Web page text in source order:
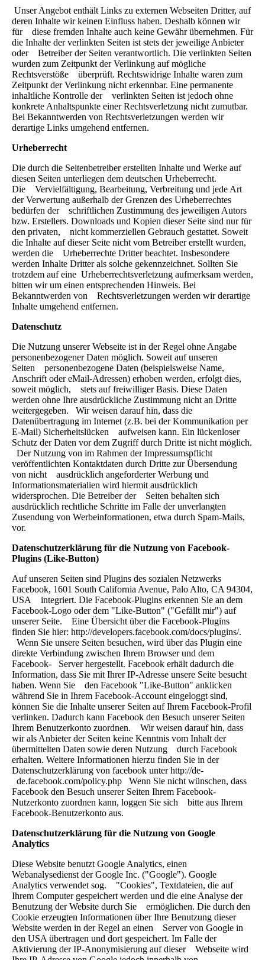
Unser Angebot enthält Links zu externen Webseiten Dritter, auf
deren Inhalte wir keinen Einfluss haben. Deshalb können wir
für diese fremden Inhalte auch keine Gewähr übernehmen. Für
die Inhalte der verlinkten Seiten ist stets der jeweilige Anbieter
oder Betreiber der Seiten verantwortlich. Die verlinkten Seiten
wurden zum Zeitpunkt der Verlinkung auf mögliche
Rechtsverstöße überprüft. Rechtswidrige Inhalte waren zum
Zeitpunkt der Verlinkung nicht erkennbar. Eine permanente
inhaltliche Kontrolle der verlinkten Seiten ist jedoch ohne
konkrete Anhaltspunkte einer Rechtsverletzung nicht zumutbar.
Bei Bekanntwerden von Rechtsverletzungen werden wir
derartige Links umgehend entfernen.
Urheberrecht
Die durch die Seitenbetreiber erstellten Inhalte und Werke auf
diesen Seiten unterliegen dem deutschen Urheberrecht.
Die Vervielfältigung, Bearbeitung, Verbreitung und jede Art
der Verwertung außerhalb der Grenzen des Urheberrechtes
bedürfen der schriftlichen Zustimmung des jeweiligen Autors
bzw. Erstellers. Downloads und Kopien dieser Seite sind nur für
den privaten, nicht kommerziellen Gebrauch gestattet. Soweit
die Inhalte auf dieser Seite nicht vom Betreiber erstellt wurden,
werden die Urheberrechte Dritter beachtet. Insbesondere
werden Inhalte Dritter als solche gekennzeichnet. Sollten Sie
trotzdem auf eine Urheberrechtsverletzung aufmerksam werden,
bitten wir um einen entsprechenden Hinweis. Bei
Bekanntwerden von Rechtsverletzungen werden wir derartige
Inhalte umgehend entfernen.
Datenschutz
Die Nutzung unserer Webseite ist in der Regel ohne Angabe
personenbezogener Daten möglich. Soweit auf unseren
Seiten personenbezogene Daten (beispielsweise Name,
Anschrift oder eMail-Adressen) erhoben werden, erfolgt dies,
soweit möglich, stets auf freiwilliger Basis. Diese Daten
werden ohne Ihre ausdrückliche Zustimmung nicht an Dritte
weitergegeben. Wir weisen darauf hin, dass die
Datenübertragung im Internet (z.B. bei der Kommunikation per
E-Mail) Sicherheitslücken aufweisen kann. Ein lückenloser
Schutz der Daten vor dem Zugriff durch Dritte ist nicht möglich.
Der Nutzung von im Rahmen der Impressumspflicht
veröffentlichten Kontaktdaten durch Dritte zur Übersendung
von nicht ausdrücklich angeforderter Werbung und
Informationsmaterialien wird hiermit ausdrücklich
widersprochen. Die Betreiber der Seiten behalten sich
ausdrücklich rechtliche Schritte im Falle der unverlangten
Zusendung von Werbeinformationen, etwa durch Spam-Mails,
vor.
Datenschutzerklärung für die Nutzung von Facebook-
Plugins (Like-Button)
Auf unseren Seiten sind Plugins des sozialen Netzwerks
Facebook, 1601 South California Avenue, Palo Alto, CA 94304,
USA integriert. Die Facebook-Plugins erkennen Sie an dem
Facebook-Logo oder dem "Like-Button" ("Gefällt mir") auf
unserer Seite. Eine Übersicht über die Facebook-Plugins
finden Sie hier: http://developers.facebook.com/docs/plugins/.
Wenn Sie unsere Seiten besuchen, wird über das Plugin eine
direkte Verbindung zwischen Ihrem Browser und dem
Facebook- Server hergestellt. Facebook erhält dadurch die
Information, dass Sie mit Ihrer IP-Adresse unsere Seite besucht
haben. Wenn Sie den Facebook "Like-Button" anklicken
während Sie in Ihrem Facebook-Account eingeloggt sind,
können Sie die Inhalte unserer Seiten auf Ihrem Facebook-Profil
verlinken. Dadurch kann Facebook den Besuch unserer Seiten
Ihrem Benutzerkonto zuordnen. Wir weisen darauf hin, dass
wir als Anbieter der Seiten keine Kenntnis vom Inhalt der
übermittelten Daten sowie deren Nutzung durch Facebook
erhalten. Weitere Informationen hierzu finden Sie in der
Datenschutzerklärung von facebook unter http://de-
de.facebook.com/policy.php Wenn Sie nicht wünschen, dass
Facebook den Besuch unserer Seiten Ihrem Facebook-
Nutzerkonto zuordnen kann, loggen Sie sich bitte aus Ihrem
Facebook-Benutzerkonto aus.
Datenschutzerklärung für die Nutzung von Google
Analytics
Diese Website benutzt Google Analytics, einen
Webanalysedienst der Google Inc. ("Google"). Google
Analytics verwendet sog. "Cookies", Textdateien, die auf
Ihrem Computer gespeichert werden und die eine Analyse der
Benutzung der Website durch Sie ermöglichen. Die durch den
Cookie erzeugten Informationen über Ihre Benutzung dieser
Website werden in der Regel an einen Server von Google in
den USA übertragen und dort gespeichert. Im Falle der
Aktivierung der IP-Anonymisierung auf dieser Webseite wird